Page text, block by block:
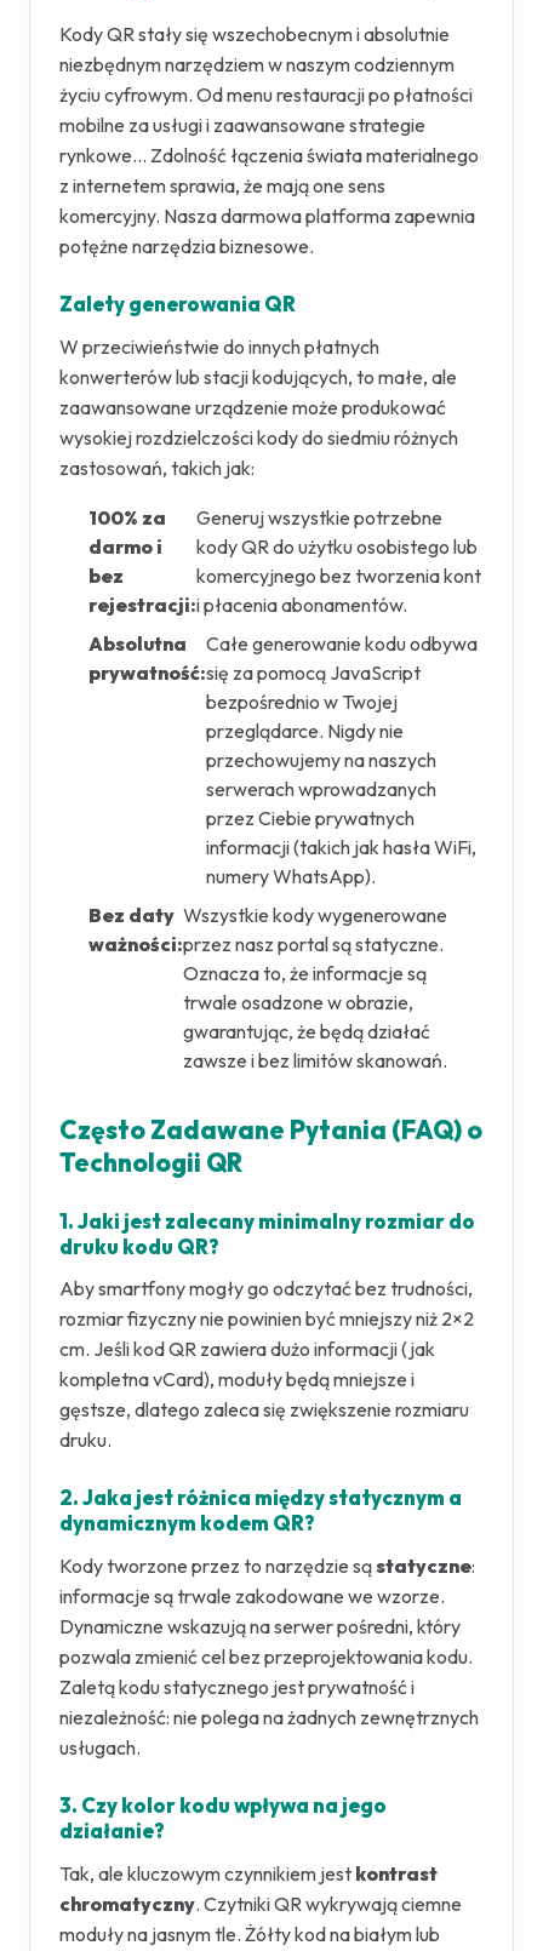
Kody QR stały się wszechobecnym i absolutnie
niezbędnym narzędziem w naszym codziennym
życiu cyfrowym. Od menu restauracji po płatności
mobilne za usługi i zaawansowane strategie
rynkowe... Zdolność łączenia świata materialnego
z internetem sprawia, że ​​mają one sens
komercyjny. Nasza darmowa platforma zapewnia
potężne narzędzia biznesowe.
Zalety generowania QR
W przeciwieństwie do innych płatnych
konwerterów lub stacji kodujących, to małe, ale
zaawansowane urządzenie może produkować
wysokiej rozdzielczości kody do siedmiu różnych
zastosowań, takich jak:
100% za
darmo i
bez
rejestracji:
Generuj wszystkie potrzebne
kody QR do użytku osobistego lub
komercyjnego bez tworzenia kont
i płacenia abonamentów.
Absolutna
prywatność:
Całe generowanie kodu odbywa
się za pomocą JavaScript
bezpośrednio w Twojej
przeglądarce. Nigdy nie
przechowujemy na naszych
serwerach wprowadzanych
przez Ciebie prywatnych
informacji (takich jak hasła WiFi,
numery WhatsApp).
Bez daty
ważności:
Wszystkie kody wygenerowane
przez nasz portal są statyczne.
Oznacza to, że informacje są
trwale osadzone w obrazie,
gwarantując, że będą działać
zawsze i bez limitów skanowań.
Często Zadawane Pytania (FAQ) o
Technologii QR
1. Jaki jest zalecany minimalny rozmiar do
druku kodu QR?
Aby smartfony mogły go odczytać bez trudności,
rozmiar fizyczny nie powinien być mniejszy niż 2×2
cm. Jeśli kod QR zawiera dużo informacji (jak
kompletna vCard), moduły będą mniejsze i
gęstsze, dlatego zaleca się zwiększenie rozmiaru
druku.
2. Jaka jest różnica między statycznym a
dynamicznym kodem QR?
Kody tworzone przez to narzędzie sąstatyczne:
informacje są trwale zakodowane we wzorze.
Dynamiczne wskazują na serwer pośredni, który
pozwala zmienić cel bez przeprojektowania kodu.
Zaletą kodu statycznego jest prywatność i
niezależność: nie polega na żadnych zewnętrznych
usługach.
3. Czy kolor kodu wpływa na jego
działanie?
Tak, ale kluczowym czynnikiem jest kontrast
chromatyczny. Czytniki QR wykrywają ciemne
moduły na jasnym tle. Żółty kod na białym lub